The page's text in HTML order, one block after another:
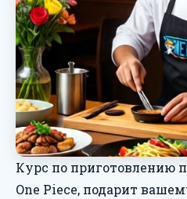
Курс по приготовлению
One Piece, подарит